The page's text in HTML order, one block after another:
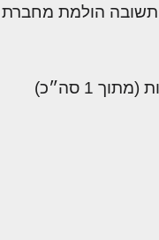
הולמת מחברת